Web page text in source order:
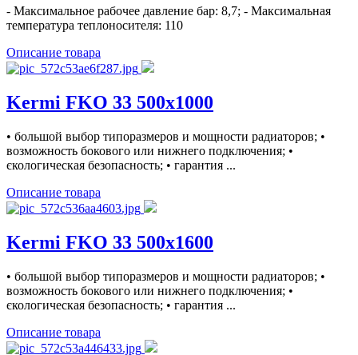
- Максимальное рабочее давление бар: 8,7; - Максимальная
температура теплоносителя: 110
Описание товара
Kermi FKO 33 500x1000
• большой выбор типоразмеров и мощности радиаторов; •
возможность бокового или нижнего подключения; •
єкологическая безопасность; • гарантия ...
Описание товара
Kermi FKO 33 500x1600
• большой выбор типоразмеров и мощности радиаторов; •
возможность бокового или нижнего подключения; •
єкологическая безопасность; • гарантия ...
Описание товара